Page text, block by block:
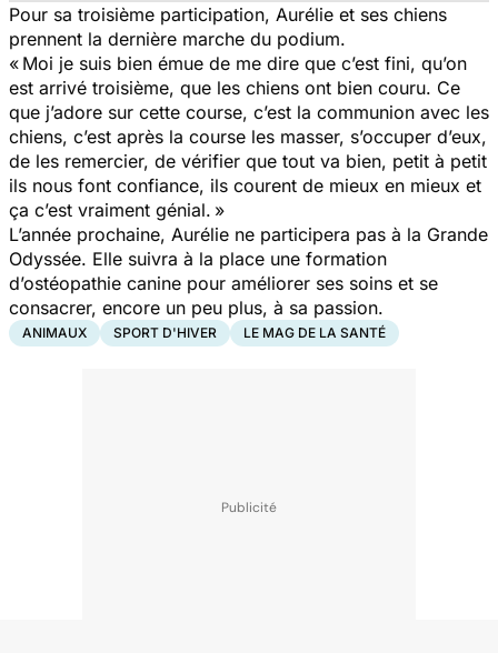
Pour sa troisième participation, Aurélie et ses chiens
prennent la dernière marche du podium.
« Moi je suis bien émue de me dire que c’est fini, qu’on
est arrivé troisième, que les chiens ont bien couru. Ce
que j’adore sur cette course, c’est la communion avec les
chiens, c’est après la course les masser, s’occuper d’eux,
de les remercier, de vérifier que tout va bien, petit à petit
ils nous font confiance, ils courent de mieux en mieux et
ça c’est vraiment génial. »
L’année prochaine, Aurélie ne participera pas à la Grande
Odyssée. Elle suivra à la place une formation
d’ostéopathie canine pour améliorer ses soins et se
consacrer, encore un peu plus, à sa passion.
ANIMAUX SPORT D'HIVER LE MAG DE LA SANTÉ